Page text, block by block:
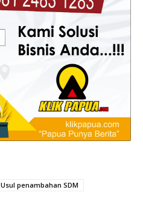
Usul penambahan SDM